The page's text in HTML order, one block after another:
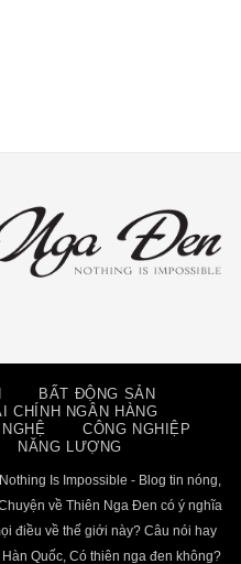
BẤT ĐỘNG SẢN
CHÍNH NGÂN HÀNG
CÔNG NGHIỆP
NĂNG LƯỢNG
Is Impossible - Blog tin nóng,
về Thiên Nga Đen có ý nghĩa
điều về thế giới này? Câu nói hay
Quốc, Có thiên nga đen không?